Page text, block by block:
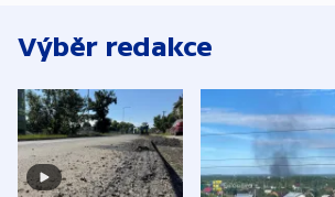
Výběr redakce